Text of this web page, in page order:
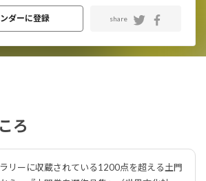
ダーに登録 share
ろ
リーに収蔵されている1200点を超える土門